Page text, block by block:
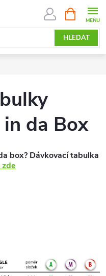
HLEDAT
NÁKUPNÍ
KOŠÍK
da Box
box? Dávkovací tabulka